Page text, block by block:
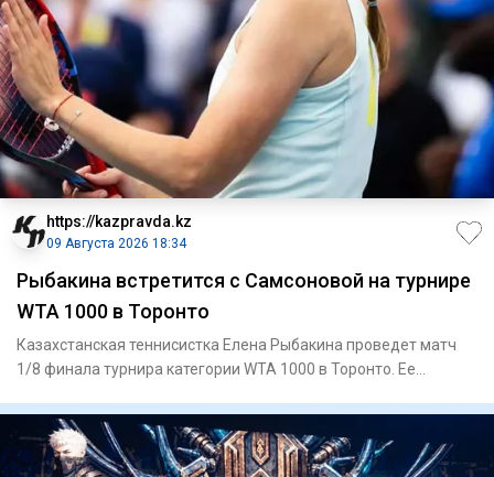
https://kazpravda.kz
09 Августа 2026 18:34
Рыбакина встретится с Самсоновой на турнире
WTA 1000 в Торонто
Казахстанская теннисистка Елена Рыбакина проведет матч
1/8 финала турнира категории WTA 1000 в Торонто. Ее